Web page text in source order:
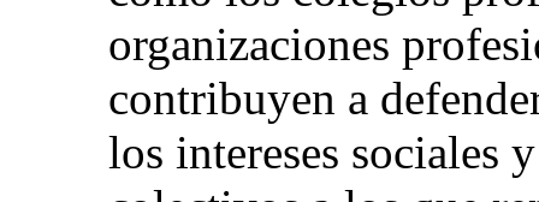
organizaciones
contribuyen a
los intereses sociales